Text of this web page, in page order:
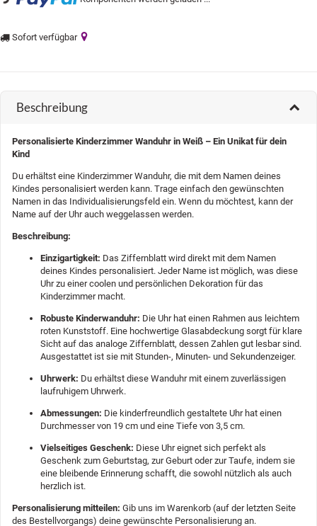
Sofort verfügbar
Beschreibung
Personalisierte Kinderzimmer Wanduhr in Weiß – Ein Unikat für dein
Kind
Du erhältst eine Kinderzimmer Wanduhr, die mit dem Namen deines
Kindes personalisiert werden kann. Trage einfach den gewünschten
Namen in das Individualisierungsfeld ein. Wenn du möchtest, kann der
Name auf der Uhr auch weggelassen werden.
Beschreibung:
Einzigartigkeit: Das Ziffernblatt wird direkt mit dem Namen
deines Kindes personalisiert. Jeder Name ist möglich, was diese
Uhr zu einer coolen und persönlichen Dekoration für das
Kinderzimmer macht.
Robuste Kinderwanduhr: Die Uhr hat einen Rahmen aus leichtem
roten Kunststoff. Eine hochwertige Glasabdeckung sorgt für klare
Sicht auf das analoge Ziffernblatt, dessen Zahlen gut lesbar sind.
Ausgestattet ist sie mit Stunden-, Minuten- und Sekundenzeiger.
Uhrwerk: Du erhältst diese Wanduhr mit einem zuverlässigen
laufruhigem Uhrwerk.
Abmessungen: Die kinderfreundlich gestaltete Uhr hat einen
Durchmesser von 19 cm und eine Tiefe von 3,5 cm.
Vielseitiges Geschenk: Diese Uhr eignet sich perfekt als
Geschenk zum Geburtstag, zur Geburt oder zur Taufe, indem sie
eine bleibende Erinnerung schafft, die sowohl nützlich als auch
herzlich ist.
Personalisierung mitteilen: Gib uns im Warenkorb (auf der letzten Seite
des Bestellvorgangs) deine gewünschte Personalisierung an.